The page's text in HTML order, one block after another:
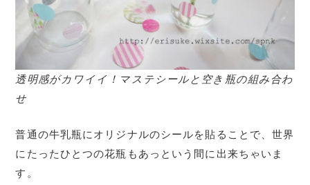
透明感がカワイイ！マステシールと空き瓶の組み合わ
せ
普通の牛乳瓶にオリジナルのシールを貼ることで、世界
にたったひとつの花瓶もあっという間に出来ちゃいま
す。